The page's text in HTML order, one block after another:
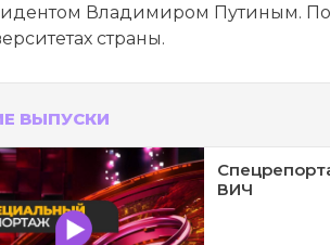
Владимиром Путиным. По
страны.
ВЫПУСКИ
ВИЧ